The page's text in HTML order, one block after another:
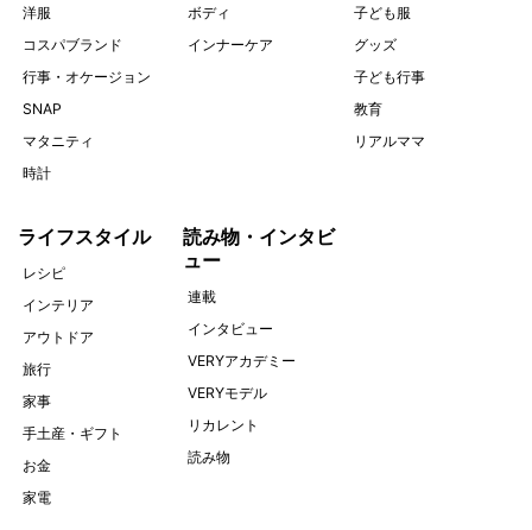
洋服
コスパブランド
行事・オケージョン
SNAP
マタニティ
時計
ボディ
インナーケア
子ども服
グッズ
子ども行事
教育
リアルママ
ライフスタイル
レシピ
インテリア
アウトドア
旅行
家事
手土産・ギフト
お金
家電
読み物・インタビ
ュー
連載
インタビュー
VERYアカデミー
VERYモデル
リカレント
読み物